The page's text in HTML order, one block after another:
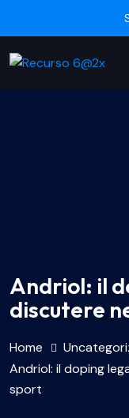
Andriol: il
discutere
Home
Andriol: il doping
sport